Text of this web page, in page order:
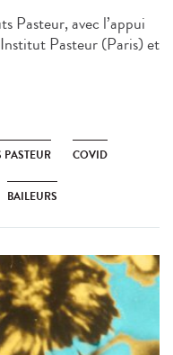
Pasteur, avec l’appui
Pasteur (Paris) et
COVID
BAILEURS